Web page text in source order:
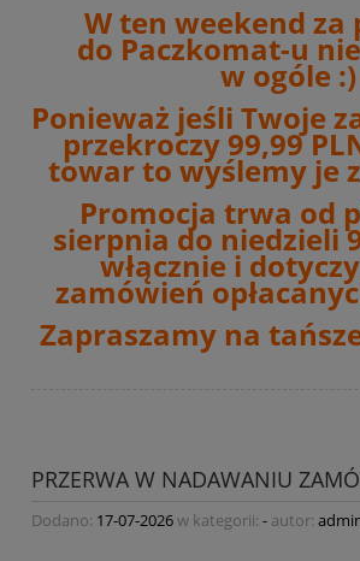
W ten weekend za
do Paczkomat-u
w ogóle :)
Ponieważ jeśli Twoje
przekroczy 99,99
towar to wyślemy je
Promocja trwa od
sierpnia do niedzieli
włącznie i
zamówień
Zapraszamy na
PRZERWA W NADAWANIU
Dodano: 17-07-2026w kategorii: - autor: